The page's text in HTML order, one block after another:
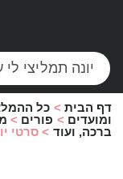
דף הבית > כל
ומועדים > פורים >
ברכה, ועוד > סרטי